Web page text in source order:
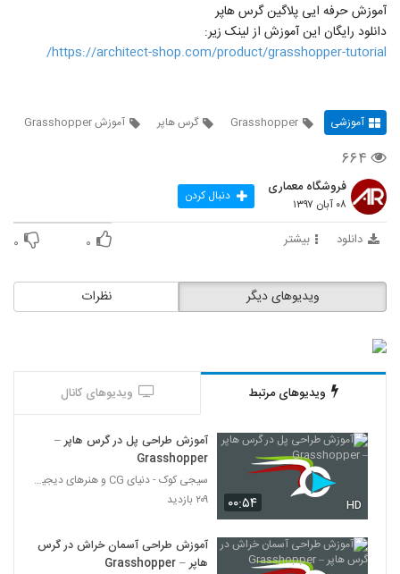
آموزش حرفه ایی پلاگین گرس هاپر
دانلود رایگان این آموزش از لینک زیر:
https://architect-shop.com/product/grasshopper-tutorial/
آموزشی Grasshopper گرس هاپر آموزش Grasshopper
۶۶۴
فروشگاه معماری
۰۸ آبان ۱۳۹۷ دنبال کردن
دانلود بیشتر ۰ ۰
نظرات ویدیوهای دیگر
ویدیوهای مرتبط ویدیوهای کانال
۰۰:۵۴ HD
آموزش طراحی پل در گرس هاپر –
Grasshopper
سیجی کوک - دنیای CG و هنرهای دیجیتال
۲۰۹ بازدید
آموزش طراحی آسمان خراش در گرس
هاپر – Grasshopper